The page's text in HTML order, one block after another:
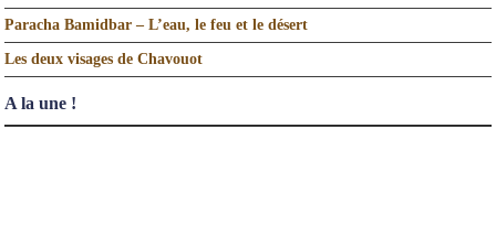
Paracha Bamidbar – L’eau, le feu et le désert
Les deux visages de Chavouot
A la une !